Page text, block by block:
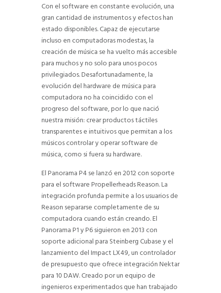
Con el software en constante evolución, una
gran cantidad de instrumentos y efectos han
estado disponibles. Capaz de ejecutarse
incluso en computadoras modestas, la
creación de música se ha vuelto más accesible
para muchos y no solo para unos pocos
privilegiados. Desafortunadamente, la
evolución del hardware de música para
computadora no ha coincidido con el
progreso del software, por lo que nació
nuestra misión: crear productos táctiles
transparentes e intuitivos que permitan a los
músicos controlar y operar software de
música, como si fuera su hardware.
El Panorama P4 se lanzó en 2012 con soporte
para el software Propellerheads Reason. La
integración profunda permite a los usuarios de
Reason separarse completamente de su
computadora cuando están creando. El
Panorama P1 y P6 siguieron en 2013 con
soporte adicional para Steinberg Cubase y el
lanzamiento del Impact LX49, un controlador
de presupuesto que ofrece integración Nektar
para 10 DAW. Creado por un equipo de
ingenieros experimentados que han trabajado